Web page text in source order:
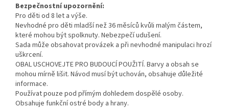
Bezpečnostní upozornění:
Pro děti od 8 let a výše.
Nevhodné pro děti mladší než 36 měsíců kvůli malým částem,
které mohou být spolknuty. Nebezpečí udušení.
Sada může obsahovat provázek a při nevhodné manipulaci hrozí
uškrcení.
OBAL USCHOVEJTE PRO BUDOUCÍ POUŽITÍ. Barvy a obsah se
mohou mírně lišit. Návod musí být uchován, obsahuje důležité
informace.
Používat pouze pod přímým dohledem dospělé osoby.
Obsahuje funkční ostré body a hrany.